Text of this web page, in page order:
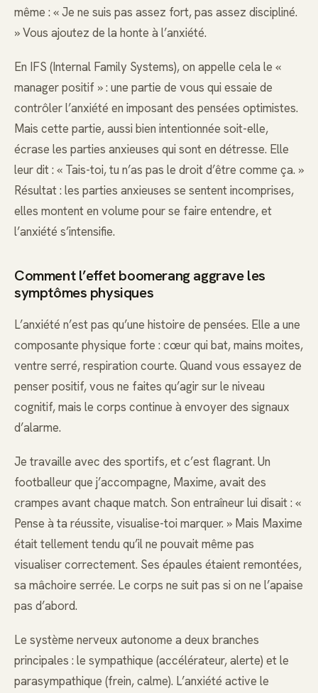
même : « Je ne suis pas assez fort, pas assez discipliné.
» Vous ajoutez de la honte à l’anxiété.
En IFS (Internal Family Systems), on appelle cela le «
manager positif » : une partie de vous qui essaie de
contrôler l’anxiété en imposant des pensées optimistes.
Mais cette partie, aussi bien intentionnée soit-elle,
écrase les parties anxieuses qui sont en détresse. Elle
leur dit : « Tais-toi, tu n’as pas le droit d’être comme ça. »
Résultat : les parties anxieuses se sentent incomprises,
elles montent en volume pour se faire entendre, et
l’anxiété s’intensifie.
Comment l’effet boomerang aggrave les
symptômes physiques
L’anxiété n’est pas qu’une histoire de pensées. Elle a une
composante physique forte : cœur qui bat, mains moites,
ventre serré, respiration courte. Quand vous essayez de
penser positif, vous ne faites qu’agir sur le niveau
cognitif, mais le corps continue à envoyer des signaux
d’alarme.
Je travaille avec des sportifs, et c’est flagrant. Un
footballeur que j’accompagne, Maxime, avait des
crampes avant chaque match. Son entraîneur lui disait : «
Pense à ta réussite, visualise-toi marquer. » Mais Maxime
était tellement tendu qu’il ne pouvait même pas
visualiser correctement. Ses épaules étaient remontées,
sa mâchoire serrée. Le corps ne suit pas si on ne l’apaise
pas d’abord.
Le système nerveux autonome a deux branches
principales : le sympathique (accélérateur, alerte) et le
parasympathique (frein, calme). L’anxiété active le